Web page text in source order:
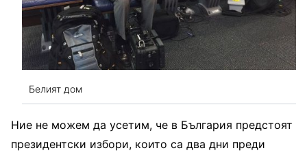
Белият дом
Ние не можем да усетим, че в България предстоят
президентски избори, които са два дни преди